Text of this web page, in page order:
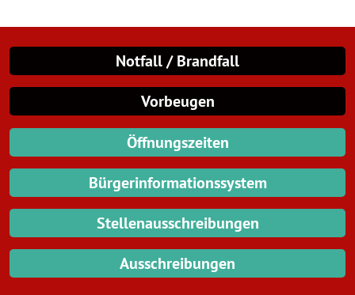
Notfall / Brandfall
Vorbeugen
Öffnungszeiten
Bürgerinformationssystem
Stellenausschreibungen
Ausschreibungen